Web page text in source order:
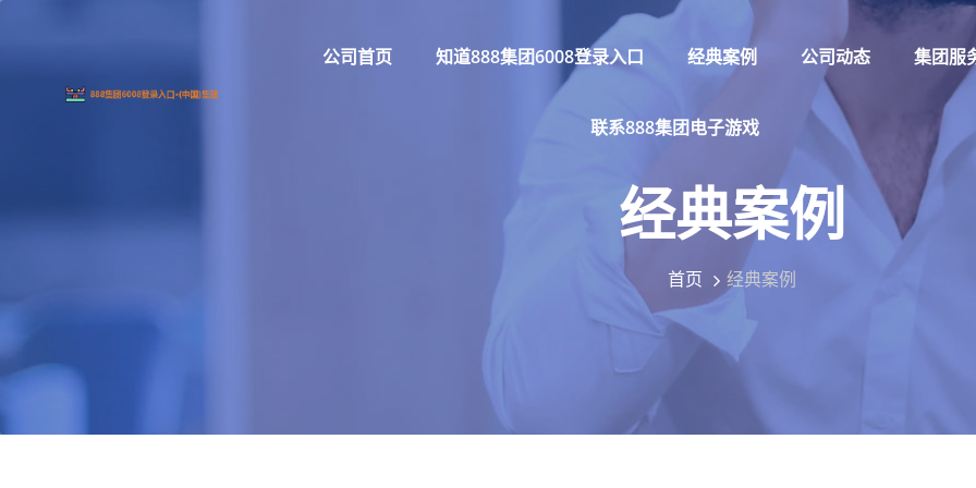
公司首页 知道888集团6008登录入口 经典案例 公司动态 集团服
联系888集团电子游戏
经典案例
首页 经典案例